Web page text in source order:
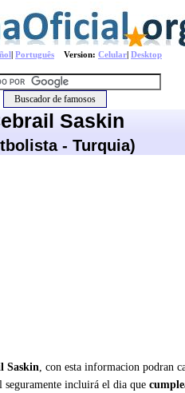
| Português Version: Celular| Desktop
Saskin
- Turquia)
Saskin, con esta informacion podran
seguramente incluirá el dia que